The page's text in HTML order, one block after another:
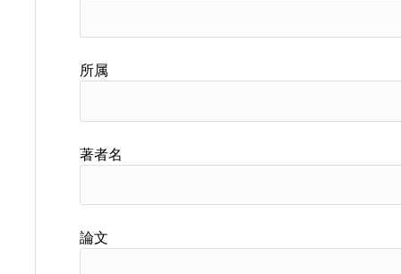
所属
著者名
論文